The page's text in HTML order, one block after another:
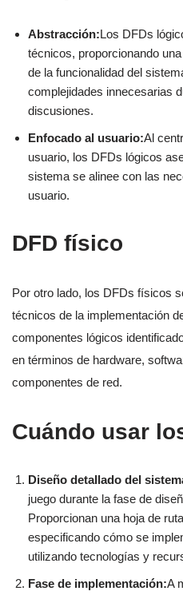
Abstracción:Los DFDs
técnicos, proporcionando
de la funcionalidad del
complejidades innecesarias
discusiones.
Enfocado al usuario:Al
usuario, los DFDs lógicos
sistema se alinee con las
usuario.
DFD físico
Por otro lado, los DFDs físicos
técnicos de la implementación
componentes lógicos
en términos de hardware,
componentes de red.
Cuándo usar
Diseño detallado del
juego durante la fase de
Proporcionan una hoja de
especificando cómo se
utilizando tecnologías y
Fase de implementación:A